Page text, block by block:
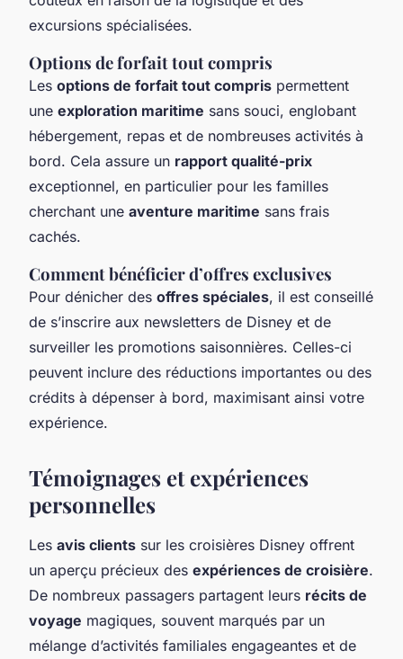
excursions spécialisées.
Options de forfait tout compris
Les options de forfait tout compris permettent
une exploration maritime sans souci, englobant
hébergement, repas et de nombreuses activités à
bord. Cela assure un rapport qualité-prix
exceptionnel, en particulier pour les familles
cherchant une aventure maritime sans frais
cachés.
Comment bénéficier d’offres exclusives
Pour dénicher des offres spéciales, il est conseillé
de s’inscrire aux newsletters de Disney et de
surveiller les promotions saisonnières. Celles-ci
peuvent inclure des réductions importantes ou des
crédits à dépenser à bord, maximisant ainsi votre
expérience.
Témoignages et expériences
personnelles
Les avis clients sur les croisières Disney offrent
un aperçu précieux des expériences de croisière.
De nombreux passagers partagent leurs récits de
voyage magiques, souvent marqués par un
mélange d’activités familiales engageantes et de